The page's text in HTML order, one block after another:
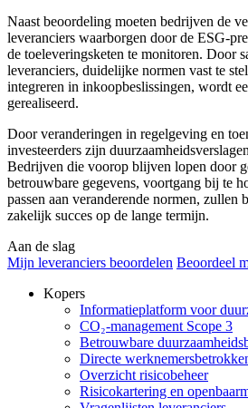
Naast beoordeling moeten bedrijven de
leveranciers waarborgen door de ESG-
de toeleveringsketen te monitoren. Door
leveranciers, duidelijke normen vast te
integreren in inkoopbeslissingen, wordt
gerealiseerd.
Door veranderingen in regelgeving en
investeerders zijn
Bedrijven die voorop blijven lopen door
betrouwbare gegevens, voortgang bij te
passen aan veranderende normen, zullen
zakelijk succes op de lange termijn.
Aan de slag
Mijn leveranciers beoordelen Beoordeel
Kopers
Informatieplatform voor
CO₂-management Scope 3
Betrouwbare
Directe
Overzicht risicobeheer
Risicokartering en